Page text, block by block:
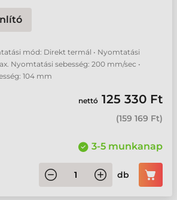
mód: Direkt termál • Nyomtatási
Nyomtatási sebesség: 200 mm/sec •
104 mm
nettó 125 330 Ft
(159 169 Ft)
3-5 munkanap
db